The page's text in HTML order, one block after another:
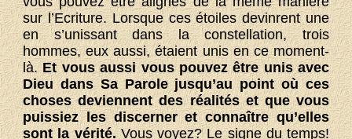
sur l’Ecriture. Lorsque ces étoiles devinrent une
en s’unissant dans la constellation, trois
hommes, eux aussi, étaient unis en ce moment-
là.Et vous aussi vous pouvez être unis avec
Dieu dans Sa Parole jusqu’au point où ces
choses deviennent des réalités et que vous
puissiez les discerner et connaître qu’elles
sont la vérité.Vous voyez? Le signe du temps!